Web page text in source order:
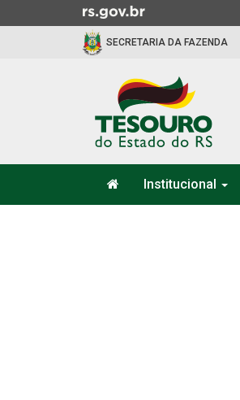
para
Ir
a
SECRETARIA DA FAZENDA
Institucional